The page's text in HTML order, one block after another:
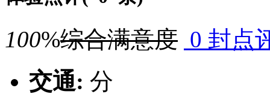
100%综合满意度 0 封点
交通: 分